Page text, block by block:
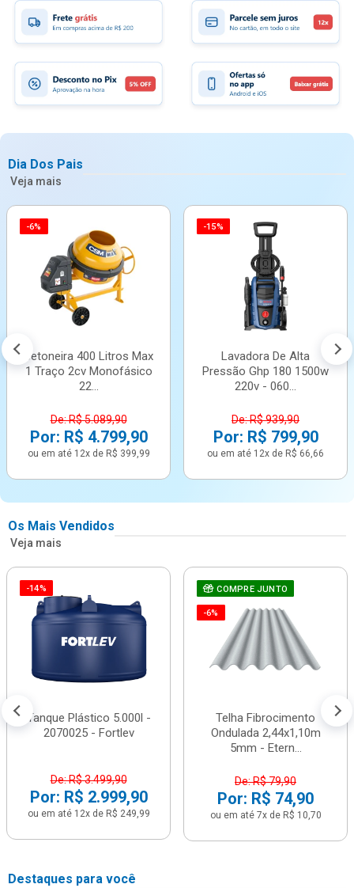
Dia Dos Pais
Veja mais
-6%
Betoneira 400 Litros Max
1 Traço 2cv Monofásico
22...
De: R$ 5.089,90
Por: R$ 4.799,90
ou em até 12x de R$ 399,99
-15%
Lavadora De Alta
Pressão Ghp 180 1500w
220v - 060...
De: R$ 939,90
Por: R$ 799,90
ou em até 12x de R$ 66,66
Os Mais Vendidos
Veja mais
-14%
Tanque Plástico 5.000l -
2070025 - Fortlev
De: R$ 3.499,90
Por: R$ 2.999,90
ou em até 12x de R$ 249,99
COMPRE JUNTO
-6%
Telha Fibrocimento
Ondulada 2,44x1,10m
5mm - Etern...
De: R$ 79,90
Por: R$ 74,90
ou em até 7x de R$ 10,70
Destaques para você